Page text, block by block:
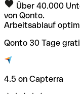
Über 40.000
von Qonto.
Arbeitsablauf
Qonto 30 Tage
4.5 on Capterra